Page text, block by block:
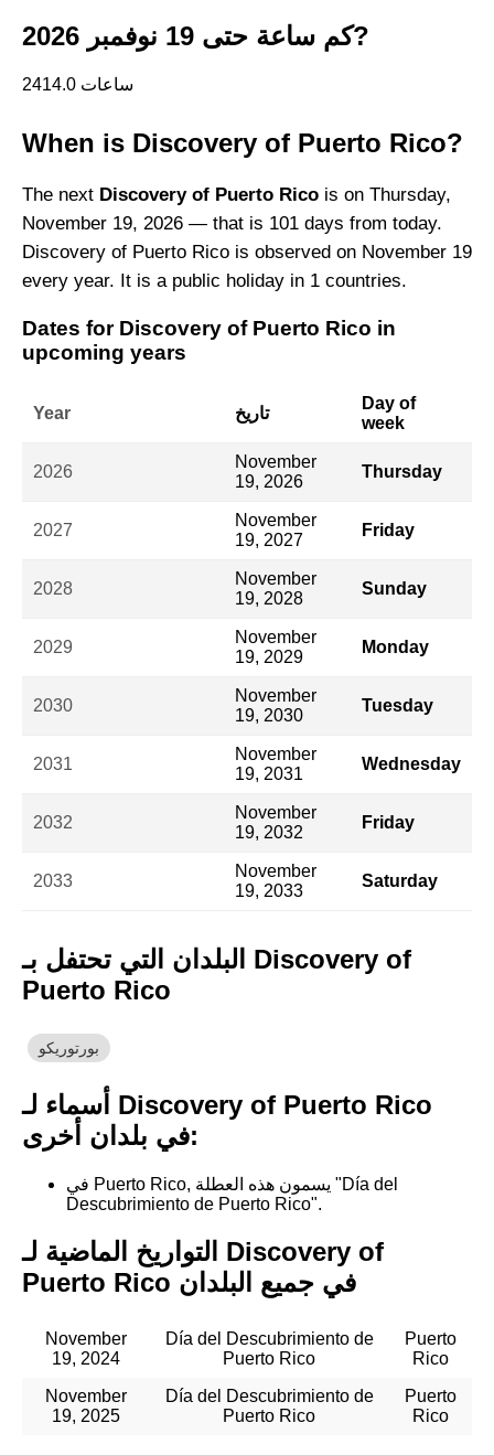
كم ساعة حتى 19 نوفمبر 2026?
2414.0 ساعات
When is Discovery of Puerto Rico?
The next Discovery of Puerto Rico is on Thursday,
November 19, 2026 — that is 101 days from today.
Discovery of Puerto Rico is observed on November 19
every year. It is a public holiday in 1 countries.
Dates for Discovery of Puerto Rico in
upcoming years
Year تاريخ
Day of
week
2026
November
19, 2026
Thursday
2027
November
19, 2027
Friday
2028
November
19, 2028
Sunday
2029
November
19, 2029
Monday
2030
November
19, 2030
Tuesday
2031
November
19, 2031
Wednesday
2032
November
19, 2032
Friday
2033
November
19, 2033
Saturday
البلدان التي تحتفل بـ Discovery of
Puerto Rico
بورتوريكو
أسماء لـ Discovery of Puerto Rico
في بلدان أخرى:
في Puerto Rico, يسمون هذه العطلة "Día del
Descubrimiento de Puerto Rico".
التواريخ الماضية لـ Discovery of
Puerto Rico في جميع البلدان
November
19, 2024
Día del Descubrimiento de
Puerto Rico
Puerto
Rico
November
19, 2025
Día del Descubrimiento de
Puerto Rico
Puerto
Rico